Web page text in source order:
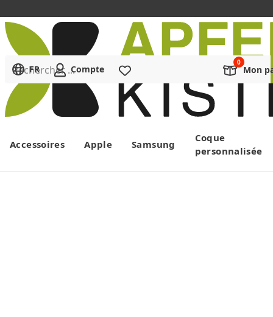
Menu
Rechercher ...
FR Compte Mon
Accessoires Apple Samsung
Coque
personnalisée